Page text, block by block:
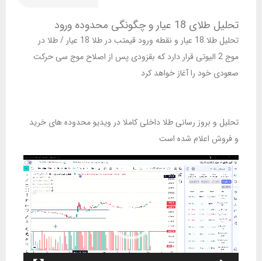
تحلیل طلای 18 عیار و چگونگی محدوده ورود
تحلیل طلا 18 عیار و نقطه ورود قیمتب در طلا 18 عیار / طلا در
موج 2 الیوتی قرار دارد که بقزودی پس از اصلاح موج سی حرکت
صعودی خود را آغاز خواهد کرد
تحلیل و بروز رسانی طلا داخلی کاملا در ویدیو محدوده های خرید
و فروش اعلام شده است
نمایشگر
ویدیو